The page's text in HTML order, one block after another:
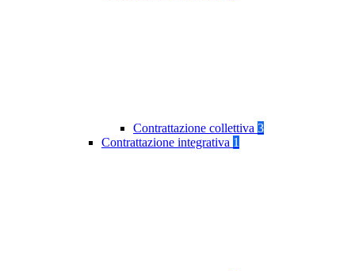
Contrattazione collettiva 3
Contrattazione integrativa 1